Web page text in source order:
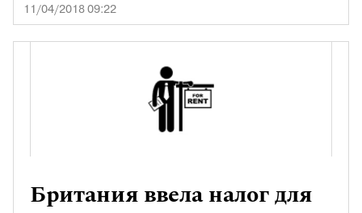
11/04/2018 09:22
Британия ввела налог для